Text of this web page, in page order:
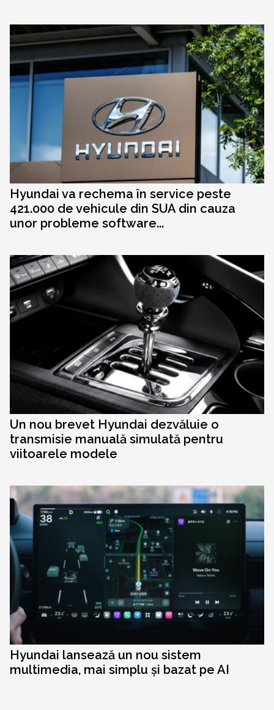
Hyundai va rechema în service peste
421.000 de vehicule din SUA din cauza
unor probleme software...
Un nou brevet Hyundai dezvăluie o
transmisie manuală simulată pentru
viitoarele modele
Hyundai lansează un nou sistem
multimedia, mai simplu și bazat pe AI